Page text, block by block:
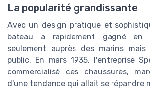
La popularité grandissante
Avec un design pratique et
bateau a rapidement gagné en
seulement auprès des marins
public. En mars 1935, l'entreprise
commercialisé ces chaussures,
d'une tendance qui allait se répandre